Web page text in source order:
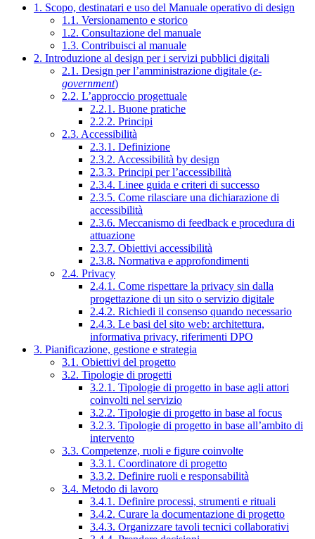
1. Scopo, destinatari e uso del Manuale operativo di design
1.1. Versionamento e storico
1.2. Consultazione del manuale
1.3. Contribuisci al manuale
2. Introduzione al design per i servizi pubblici digitali
2.1. Design per l’amministrazione digitale (e-
government)
2.2. L’approccio progettuale
2.2.1. Buone pratiche
2.2.2. Principi
2.3. Accessibilità
2.3.1. Definizione
2.3.2. Accessibilità by design
2.3.3. Principi per l’accessibilità
2.3.4. Linee guida e criteri di successo
2.3.5. Come rilasciare una dichiarazione di
accessibilità
2.3.6. Meccanismo di feedback e procedura di
attuazione
2.3.7. Obiettivi accessibilità
2.3.8. Normativa e approfondimenti
2.4. Privacy
2.4.1. Come rispettare la privacy sin dalla
progettazione di un sito o servizio digitale
2.4.2. Richiedi il consenso quando necessario
2.4.3. Le basi del sito web: architettura,
informativa privacy, riferimenti DPO
3. Pianificazione, gestione e strategia
3.1. Obiettivi del progetto
3.2. Tipologie di progetti
3.2.1. Tipologie di progetto in base agli attori
coinvolti nel servizio
3.2.2. Tipologie di progetto in base al focus
3.2.3. Tipologie di progetto in base all’ambito di
intervento
3.3. Competenze, ruoli e figure coinvolte
3.3.1. Coordinatore di progetto
3.3.2. Definire ruoli e responsabilità
3.4. Metodo di lavoro
3.4.1. Definire processi, strumenti e rituali
3.4.2. Curare la documentazione di progetto
3.4.3. Organizzare tavoli tecnici collaborativi